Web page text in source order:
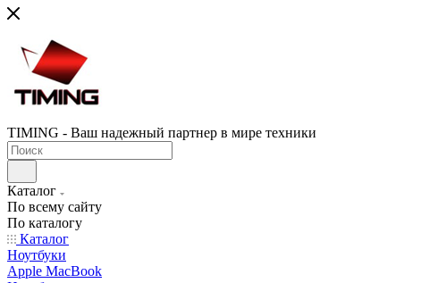
TIMING - Ваш надежный партнер в мире техники
Каталог
По всему сайту
По каталогу
Каталог
Ноутбуки
Apple MacBook